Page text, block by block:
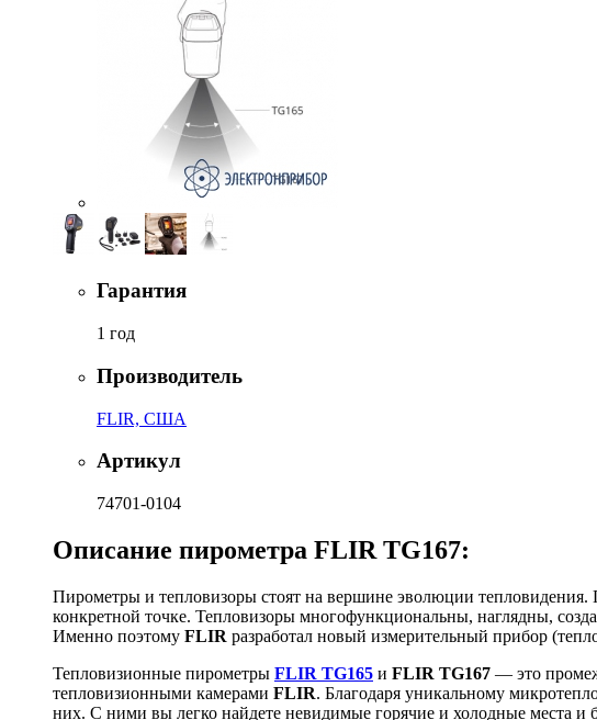
Гарантия
1 год
Производитель
FLIR, США
Артикул
74701-0104
Описание пирометра FLIR TG167:
Пирометры и тепловизоры стоят на вершине эволюции тепловидения.
конкретной точке. Тепловизоры многофункциональны, наглядны,
Именно поэтому FLIR разработал новый измерительный прибор
Тепловизионные пирометры FLIR TG165 и FLIR TG167 — это
тепловизионными камерами FLIR. Благодаря уникальному
них. С ними вы легко найдете невидимые горячие и холодные места и